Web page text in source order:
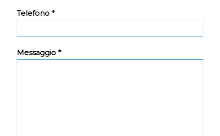
Telefono *
Messaggio *